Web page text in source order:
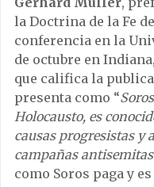
la Doctrina de la Fe
conferencia en la
de octubre en Indiana,
que califica la
presenta como “
Holocausto, es
causas progresistas y
campañas
como Soros paga y